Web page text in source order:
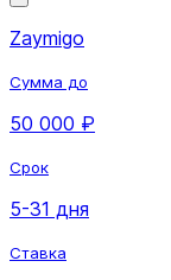
Zaymigo
Сумма до
50 000 ₽
Срок
5-31 дня
Ставка